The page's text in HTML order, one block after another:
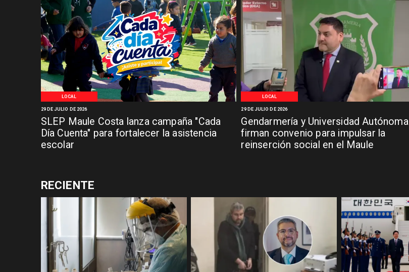
LOCAL
SLEP Maule Costa lanza campaña "Cada
Día Cuenta" para fortalecer la asistencia
escolar
29 DE JULIO DE 2026
LOCAL
Gendarmería y Universidad Autónoma
firman convenio para impulsar la
reinserción social en el Maule
29 DE JULIO DE 2026
RECIENTE